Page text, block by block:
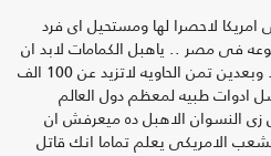
امريكا لاحصرا لها ومستحيل اى فرد
فى مصر .. ياهبل الكمامات لابد ان
تكون معتمده وليس اى كمامات .. وبعدين تمن الحاويه لاتزيد عن 100 الف
ادوات طبيه لمعظم دول العالم
زى النسوان الاهبل ده ميعرفش ان
الامريكى يعلم تماما انك قاتل